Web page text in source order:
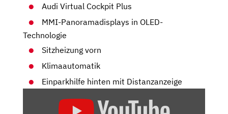
Audi Virtual Cockpit Plus
MMI-Panoramadisplays in OLED-
Technologie
Sitzheizung vorn
Klimaautomatik
Einparkhilfe hinten mit Distanzanzeige